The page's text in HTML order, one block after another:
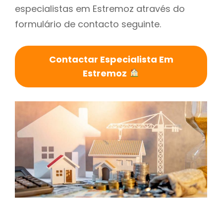
especialistas em Estremoz através do
formulário de contacto seguinte.
Contactar Especialista Em
Estremoz